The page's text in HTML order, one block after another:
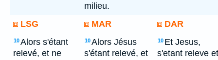
milieu.
LSG MAR DAR
10Alors s'étant
relevé, et ne
10Alors Jésus
s'étant relevé, et
10 Et Jesus,
s'etant releve et